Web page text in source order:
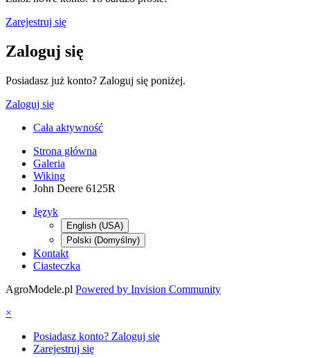
Zarejestruj się
Zaloguj się
Posiadasz już konto? Zaloguj się poniżej.
Zaloguj się
Cała aktywność
Strona główna
Galeria
Wiking
John Deere 6125R
Język
English (USA)
Polski (Domyślny)
Kontakt
Ciasteczka
AgroModele.pl Powered by Invision Community
×
Posiadasz konto? Zaloguj się
Zarejestruj się